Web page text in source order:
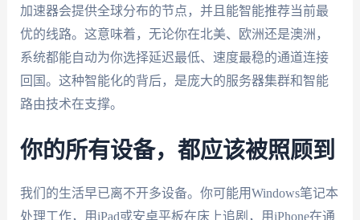
加速器会提供全球分布的节点，并且能智能推荐当前最
优的线路。这意味着，无论你在北美、欧洲还是澳洲，
系统都能自动为你选择延迟最低、速度最稳的通道连接
回国。这种智能化的背后，是庞大的服务器集群和智能
路由技术在支撑。
你的所有设备，都应该被照顾到
我们的生活早已离不开多设备。你可能用Windows笔记本
处理工作，用iPad或安卓平板在床上追剧，用iPhone在通